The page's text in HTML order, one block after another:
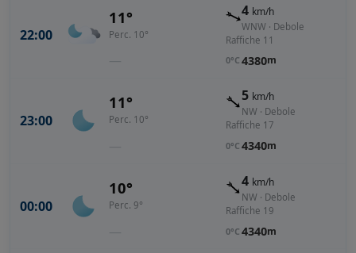
22:00
11°
Perc. 10°
—
4 km/h
WNW · Debole
Raffiche 11
0°C 4380m
23:00
11°
Perc. 10°
—
5 km/h
NW · Debole
Raffiche 17
0°C 4340m
00:00
10°
Perc. 9°
—
4 km/h
NW · Debole
Raffiche 19
0°C 4340m